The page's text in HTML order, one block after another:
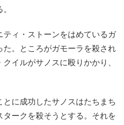
ティ・ストーンをはめているガ
た。ところがガモーラを殺され
イルがサノスに殴りかかり、
に成功したサノスはたちまち
ークを殺そうとする。それを